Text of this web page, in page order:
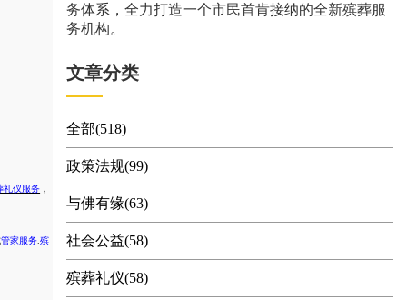
礼仪服务 ，
管家服务 殡
务体系，全力打造一个市民首肯接纳的全新殡葬服
务机构。
文章分类
全部(518)
政策法规(99)
与佛有缘(63)
社会公益(58)
殡葬礼仪(58)